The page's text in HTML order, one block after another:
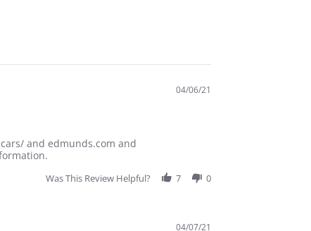
04/06/21
and edmunds.com and
Was This Review Helpful? 7 0
04/07/21